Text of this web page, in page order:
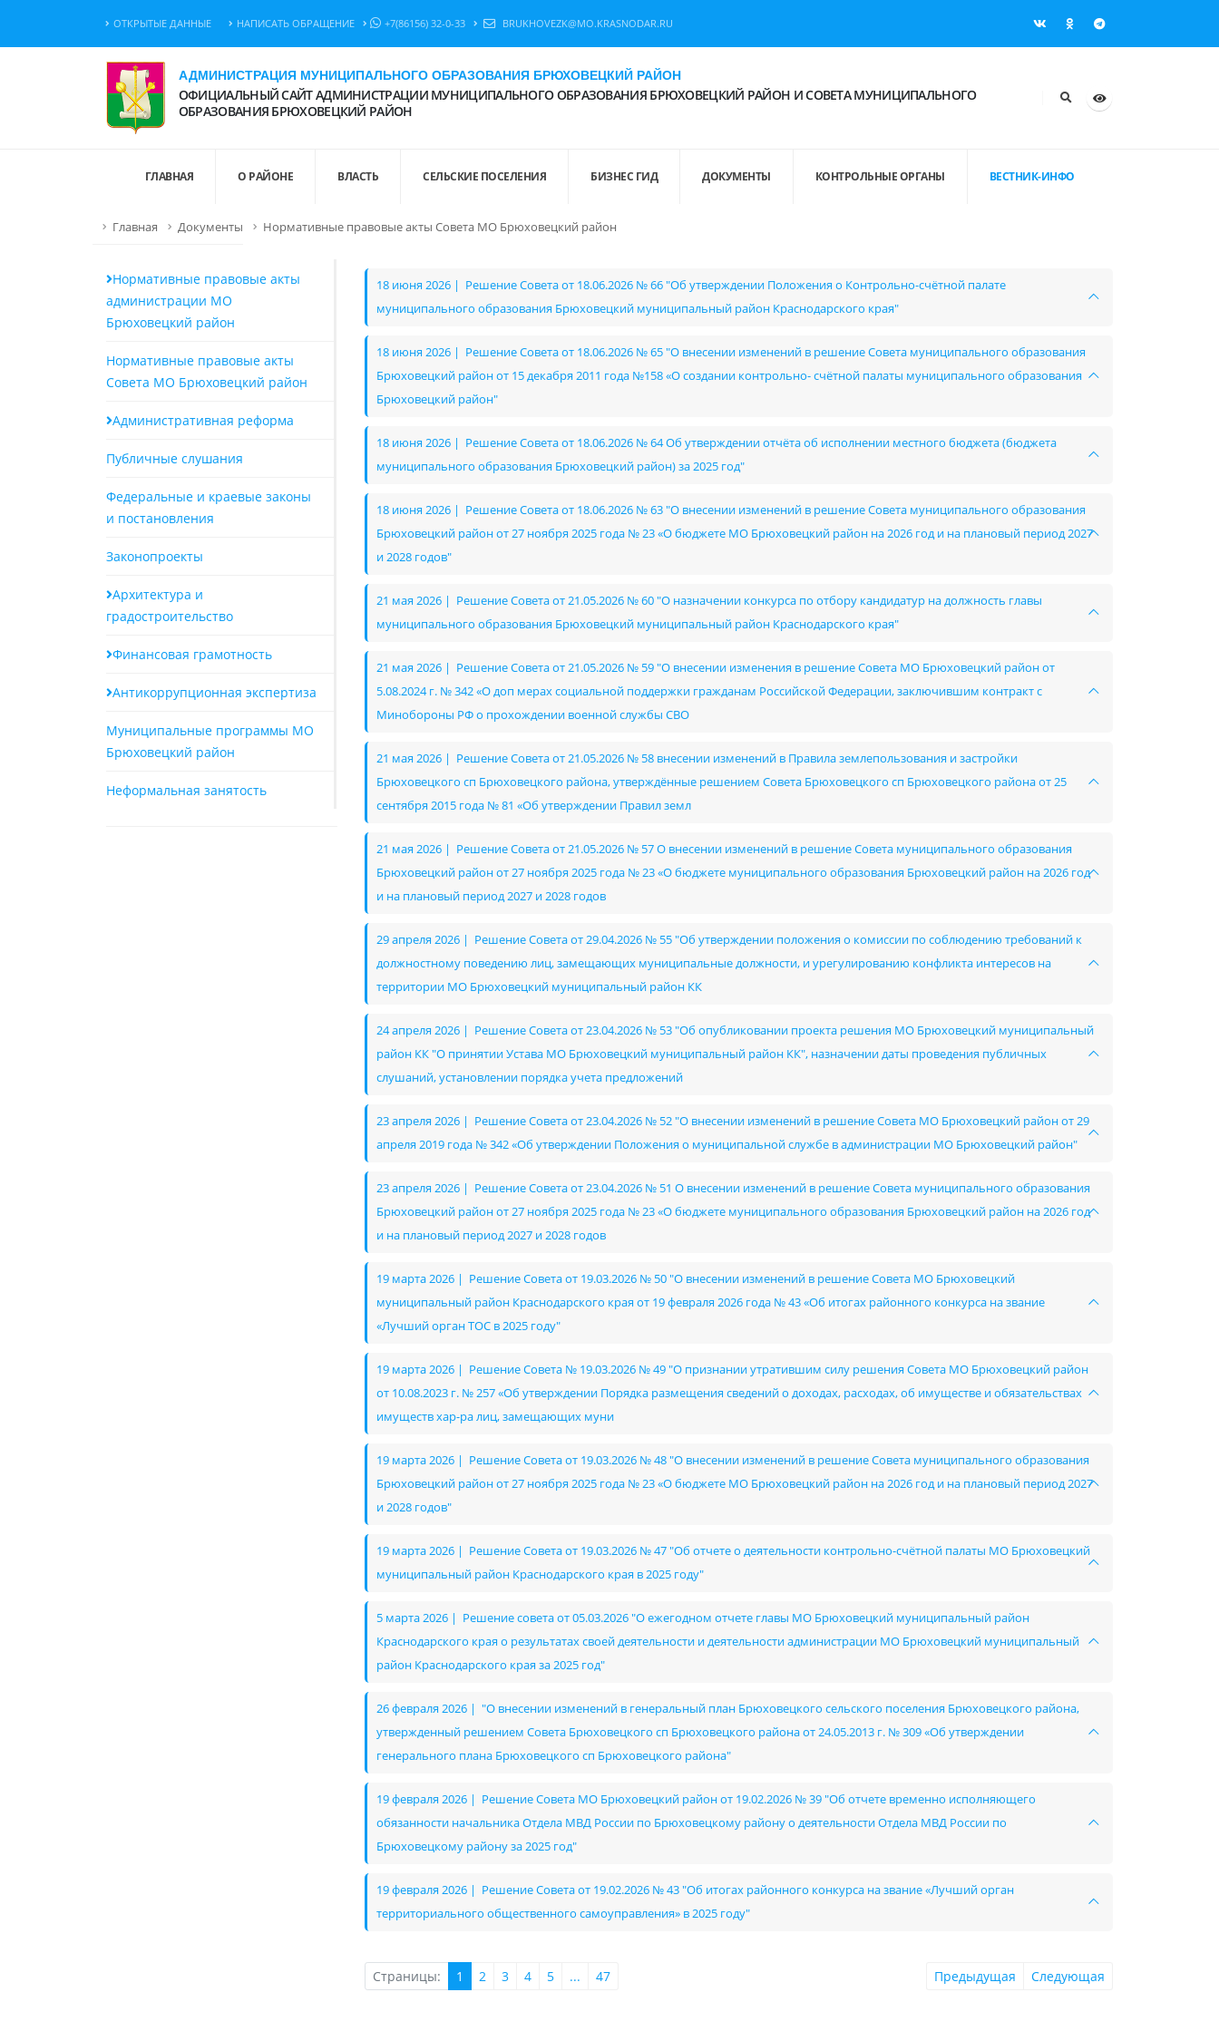
ОТКРЫТЫЕ ДАННЫЕ НАПИСАТЬ ОБРАЩЕНИЕ +7(86156) 32-0-33 BRUKHOVEZK@MO.KRASNODAR.RU
АДМИНИСТРАЦИЯ МУНИЦИПАЛЬНОГО ОБРАЗОВАНИЯ БРЮХОВЕЦКИЙ РАЙОН
ОФИЦИАЛЬНЫЙ САЙТ АДМИНИСТРАЦИИ МУНИЦИПАЛЬНОГО ОБРАЗОВАНИЯ БРЮХОВЕЦКИЙ РАЙОН И СОВЕТА МУНИЦИПАЛЬНОГО
ОБРАЗОВАНИЯ БРЮХОВЕЦКИЙ РАЙОН
ГЛАВНАЯ О РАЙОНЕ ВЛАСТЬ СЕЛЬСКИЕ ПОСЕЛЕНИЯ БИЗНЕС ГИД ДОКУМЕНТЫ КОНТРОЛЬНЫЕ ОРГАНЫ ВЕСТНИК-ИНФО
Главная Документы Нормативные правовые акты Совета МО Брюховецкий район
Нормативные правовые акты
администрации МО
Брюховецкий район
Нормативные правовые акты
Совета МО Брюховецкий район
Административная реформа
Публичные слушания
Федеральные и краевые законы
и постановления
Законопроекты
Архитектура и
градостроительство
Финансовая грамотность
Антикоррупционная экспертиза
Муниципальные программы МО
Брюховецкий район
Неформальная занятость
18 июня 2026 | Решение Совета от 18.06.2026 № 66 "Об утверждении Положения о Контрольно-счётной палате
муниципального образования Брюховецкий муниципальный район Краснодарского края"
18 июня 2026 | Решение Совета от 18.06.2026 № 65 "О внесении изменений в решение Совета муниципального образования
Брюховецкий район от 15 декабря 2011 года №158 «О создании контрольно- счётной палаты муниципального образования
Брюховецкий район"
18 июня 2026 | Решение Совета от 18.06.2026 № 64 Об утверждении отчёта об исполнении местного бюджета (бюджета
муниципального образования Брюховецкий район) за 2025 год"
18 июня 2026 | Решение Совета от 18.06.2026 № 63 "О внесении изменений в решение Совета муниципального образования
Брюховецкий район от 27 ноября 2025 года № 23 «О бюджете МО Брюховецкий район на 2026 год и на плановый период 2027
и 2028 годов"
21 мая 2026 | Решение Совета от 21.05.2026 № 60 "О назначении конкурса по отбору кандидатур на должность главы
муниципального образования Брюховецкий муниципальный район Краснодарского края"
21 мая 2026 | Решение Совета от 21.05.2026 № 59 "О внесении изменения в решение Совета МО Брюховецкий район от
5.08.2024 г. № 342 «О доп мерах социальной поддержки гражданам Российской Федерации, заключившим контракт с
Минобороны РФ о прохождении военной службы СВО
21 мая 2026 | Решение Совета от 21.05.2026 № 58 внесении изменений в Правила землепользования и застройки
Брюховецкого сп Брюховецкого района, утверждённые решением Совета Брюховецкого сп Брюховецкого района от 25
сентября 2015 года № 81 «Об утверждении Правил земл
21 мая 2026 | Решение Совета от 21.05.2026 № 57 О внесении изменений в решение Совета муниципального образования
Брюховецкий район от 27 ноября 2025 года № 23 «О бюджете муниципального образования Брюховецкий район на 2026 год
и на плановый период 2027 и 2028 годов
29 апреля 2026 | Решение Совета от 29.04.2026 № 55 "Об утверждении положения о комиссии по соблюдению требований к
должностному поведению лиц, замещающих муниципальные должности, и урегулированию конфликта интересов на
территории МО Брюховецкий муниципальный район КК
24 апреля 2026 | Решение Совета от 23.04.2026 № 53 "Об опубликовании проекта решения МО Брюховецкий муниципальный
район КК "О принятии Устава МО Брюховецкий муниципальный район КК", назначении даты проведения публичных
слушаний, установлении порядка учета предложений
23 апреля 2026 | Решение Совета от 23.04.2026 № 52 "О внесении изменений в решение Совета МО Брюховецкий район от 29
апреля 2019 года № 342 «Об утверждении Положения о муниципальной службе в администрации МО Брюховецкий район"
23 апреля 2026 | Решение Совета от 23.04.2026 № 51 О внесении изменений в решение Совета муниципального образования
Брюховецкий район от 27 ноября 2025 года № 23 «О бюджете муниципального образования Брюховецкий район на 2026 год
и на плановый период 2027 и 2028 годов
19 марта 2026 | Решение Совета от 19.03.2026 № 50 "О внесении изменений в решение Совета МО Брюховецкий
муниципальный район Краснодарского края от 19 февраля 2026 года № 43 «Об итогах районного конкурса на звание
«Лучший орган ТОС в 2025 году"
19 марта 2026 | Решение Совета № 19.03.2026 № 49 "О признании утратившим силу решения Совета МО Брюховецкий район
от 10.08.2023 г. № 257 «Об утверждении Порядка размещения сведений о доходах, расходах, об имуществе и обязательствах
имуществ хар-ра лиц, замещающих муни
19 марта 2026 | Решение Совета от 19.03.2026 № 48 "О внесении изменений в решение Совета муниципального образования
Брюховецкий район от 27 ноября 2025 года № 23 «О бюджете МО Брюховецкий район на 2026 год и на плановый период 2027
и 2028 годов"
19 марта 2026 | Решение Совета от 19.03.2026 № 47 "Об отчете о деятельности контрольно-счётной палаты МО Брюховецкий
муниципальный район Краснодарского края в 2025 году"
5 марта 2026 | Решение совета от 05.03.2026 "О ежегодном отчете главы МО Брюховецкий муниципальный район
Краснодарского края о результатах своей деятельности и деятельности администрации МО Брюховецкий муниципальный
район Краснодарского края за 2025 год"
26 февраля 2026 | "О внесении изменений в генеральный план Брюховецкого сельского поселения Брюховецкого района,
утвержденный решением Совета Брюховецкого сп Брюховецкого района от 24.05.2013 г. № 309 «Об утверждении
генерального плана Брюховецкого сп Брюховецкого района"
19 февраля 2026 | Решение Совета МО Брюховецкий район от 19.02.2026 № 39 "Об отчете временно исполняющего
обязанности начальника Отдела МВД России по Брюховецкому району о деятельности Отдела МВД России по
Брюховецкому району за 2025 год"
19 февраля 2026 | Решение Совета от 19.02.2026 № 43 "Об итогах районного конкурса на звание «Лучший орган
территориального общественного самоуправления» в 2025 году"
Страницы: 1 2 3 4 5 ... 47 Предыдущая Следующая